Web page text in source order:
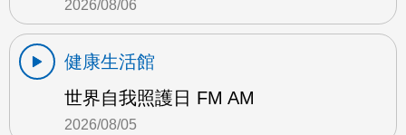
2026/08/06
健康生活館
世界自我照護日 FM AM
2026/08/05